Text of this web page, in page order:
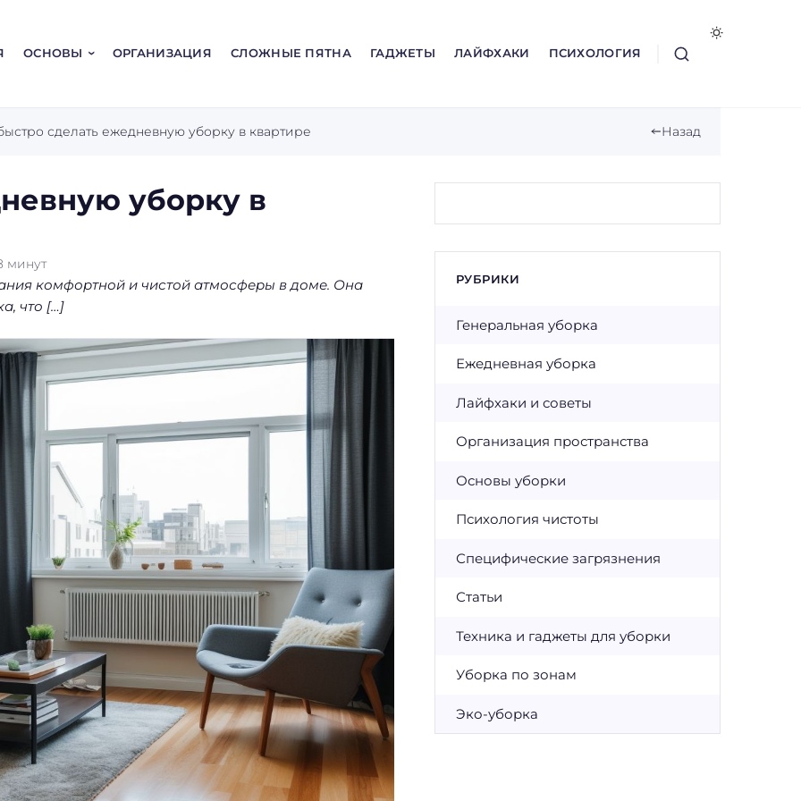
ОСНОВЫ ОРГАНИЗАЦИЯ СЛОЖНЫЕ ПЯТНА ГАДЖЕТЫ ЛАЙФХАКИ ПСИХОЛОГИЯ
сделать ежедневную уборку в квартире Назад
уборку в
минут
комфортной и чистой атмосферы в доме. Она
что […]
РУБРИКИ
Генеральная уборка
Ежедневная уборка
Лайфхаки и советы
Организация пространства
Основы уборки
Психология чистоты
Специфические загрязнения
Статьи
Техника и гаджеты для уборки
Уборка по зонам
Эко-уборка